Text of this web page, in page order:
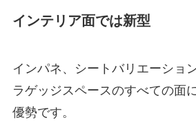
インテリア面では新型
インパネ、シートバリエーショ
ラゲッジスペースのすべての面
優勢です。